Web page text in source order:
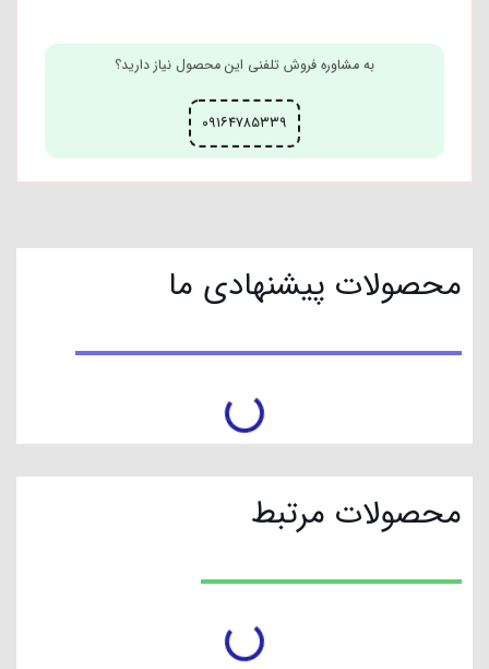
به مشاوره فروش تلفنی این محصول نیاز دارید؟
۰۹۱۶۴۷۸۵۳۳۹
محصولات پیشنهادی ما
محصولات مرتبط